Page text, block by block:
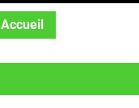
Accueil